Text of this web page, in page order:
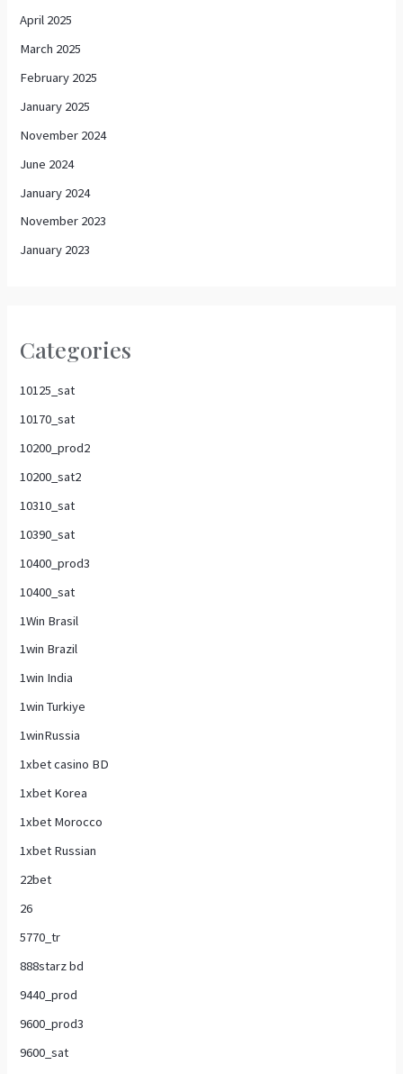
April 2025
March 2025
February 2025
January 2025
November 2024
June 2024
January 2024
November 2023
January 2023
Categories
10125_sat
10170_sat
10200_prod2
10200_sat2
10310_sat
10390_sat
10400_prod3
10400_sat
1Win Brasil
1win Brazil
1win India
1win Turkiye
1winRussia
1xbet casino BD
1xbet Korea
1xbet Morocco
1xbet Russian
22bet
26
5770_tr
888starz bd
9440_prod
9600_prod3
9600_sat